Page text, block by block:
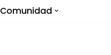
Comunidad